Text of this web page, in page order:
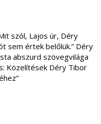
szól, Lajos úr, Déry
sem értek belőlük.” Déry
abszurd szövegvilága
Közelítések Déry Tibor